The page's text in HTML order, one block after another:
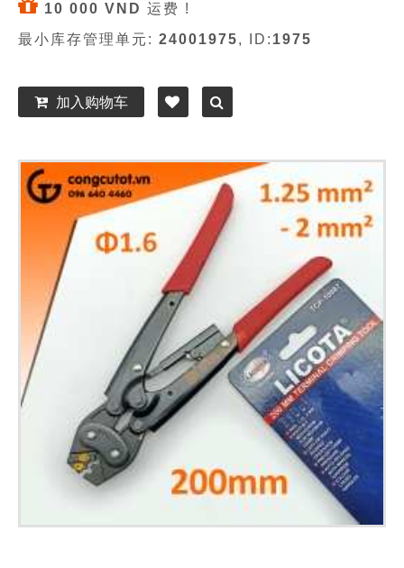
10 000 VND 运费 !
最小库存管理单元: 24001975, ID: 1975
加入购物车